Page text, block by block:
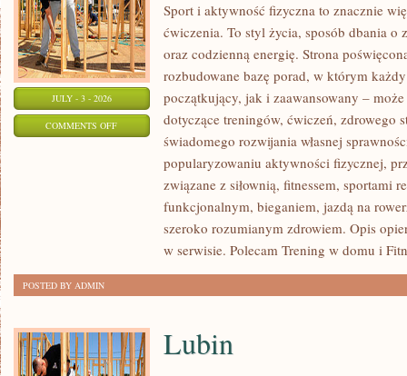
JULY - 3 - 2026
COMMENTS OFFON
Sport i aktywność fizyczna to znacznie
ćwiczenia. To styl życia, sposób dbania o
oraz codzienną energię. Strona
rozbudowane bazę porad, w którym
początkujący, jak i zaawansowany –
dotyczące treningów, ćwiczeń, zdrowego
świadomego rozwijania własnej
popularyzowaniu aktywności fizycznej,
związane z siłownią, fitnessem, sportami
funkcjonalnym, bieganiem, jazdą na
szeroko rozumianym zdrowiem. Opis
w serwisie. Polecam Trening w domu i
POSTED BY ADMIN
Lubin